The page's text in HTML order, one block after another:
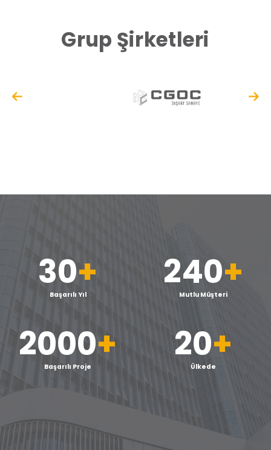
Grup Şirketleri
30+
Başarılı Yıl
240+
Mutlu Müşteri
2000+
Başarılı Proje
20+
Ülkede